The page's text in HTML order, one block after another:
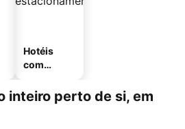
Hotéis
com
mento
inteiro perto de si, em